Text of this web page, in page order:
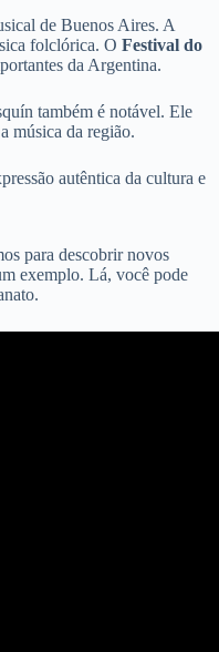
de Buenos Aires. A
folclórica. O Festival do
da Argentina.
também é notável. Ele
música da região.
autêntica da cultura e
para descobrir novos
exemplo. Lá, você pode